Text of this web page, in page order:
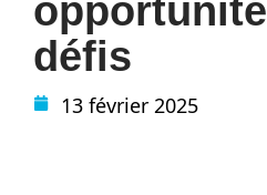
défis
13 février 2025